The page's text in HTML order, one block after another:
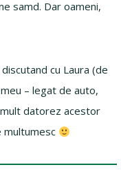
samd. Dar oameni,
cu Laura (de
– legat de auto,
datorez acestor
multumesc